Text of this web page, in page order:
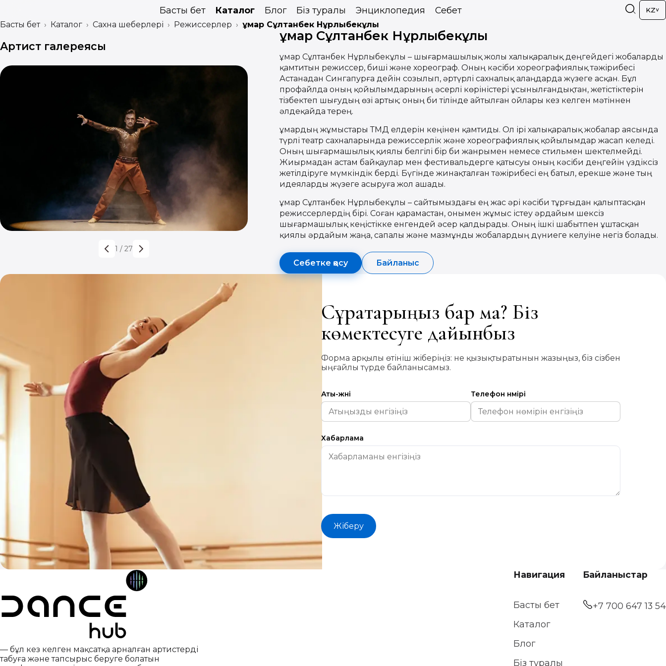
Басты бет Каталог Блог Біз туралы Энциклопедия Себет KZ
Басты бет Каталог Сахна шеберлері Режиссерлер Ғұмар Сұлтанбек Нұрлыбекұлы
Артист галереясы
1 / 27
Ғұмар Сұлтанбек Нұрлыбекұлы
Ғұмар Сұлтанбек Нұрлыбекұлы – шығармашылық жолы халықаралық деңгейдегі жобаларды
қамтитын режиссер, биші және хореограф. Оның кәсіби хореографиялық тәжірибесі
Астанадан Сингапурға дейін созылып, әртүрлі сахналық алаңдарда жүзеге асқан. Бұл
профайлда оның қойылымдарының әсерлі көріністері ұсынылғандықтан, жетістіктерін
тізбектеп шығудың өзі артық: оның би тілінде айтылған ойлары кез келген мәтіннен
әлдеқайда терең.
Ғұмардың жұмыстары ТМД елдерін кеңінен қамтиды. Ол ірі халықаралық жобалар аясында
түрлі театр сахналарында режиссерлік және хореографиялық қойылымдар жасап келеді.
Оның шығармашылық қиялы белгілі бір би жанрымен немесе стильмен шектелмейді.
Жиырмадан астам байқаулар мен фестивальдерге қатысуы оның кәсіби деңгейін үздіксіз
жетілдіруге мүмкіндік берді. Бүгінде жинақталған тәжірибесі ең батыл, ерекше және тың
идеяларды жүзеге асыруға жол ашады.
Ғұмар Сұлтанбек Нұрлыбекұлы – сайтымыздағы ең жас әрі кәсіби тұрғыдан қалыптасқан
режиссерлердің бірі. Соған қарамастан, онымен жұмыс істеу әрдайым шексіз
шығармашылық кеңістікке енгендей әсер қалдырады. Оның ішкі шабытпен ұштасқан
қиялы әрдайым жаңа, сапалы және мазмұнды жобалардың дүниеге келуіне негіз болады.
Себетке қосу Байланыс
Сұрақтарыңыз бар ма? Біз
көмектесуге дайынбыз
Форма арқылы өтініш жіберіңіз: не қызықтыратынын жазыңыз, біз сізбен
ыңғайлы түрде байланысамыз.
Аты-жөні Телефон нөмірі
Хабарлама
Жіберу
— бұл кез келген мақсатқа арналған артистерді
табуға және тапсырыс беруге болатын
Навигация
Басты бет
Каталог
Блог
Біз туралы
Байланыстар
+7 700 647 13 54